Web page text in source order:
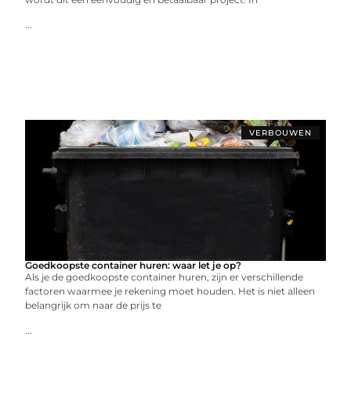
...
VERBOUWEN
Goedkoopste container huren: waar let je op?
Als je de goedkoopste container huren, zijn er verschillende
factoren waarmee je rekening moet houden. Het is niet alleen
belangrijk om naar de prijs te
...